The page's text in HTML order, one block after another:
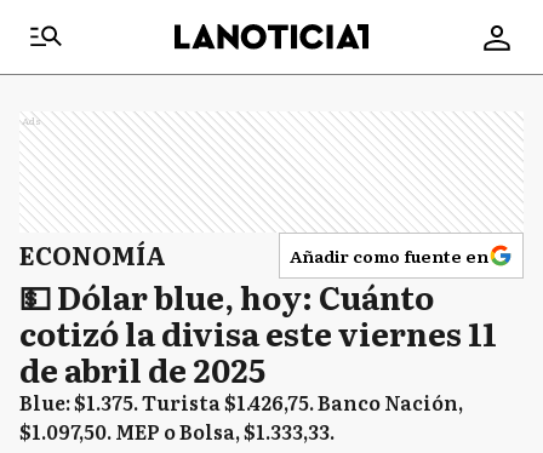
Ads
ECONOMÍA Añadir como fuente en
💵 Dólar blue, hoy: Cuánto
cotizó la divisa este viernes 11
de abril de 2025
Blue: $1.375. Turista $1.426,75. Banco Nación,
$1.097,50. MEP o Bolsa, $1.333,33.